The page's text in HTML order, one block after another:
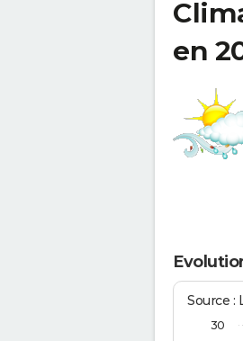
en
Source :
30